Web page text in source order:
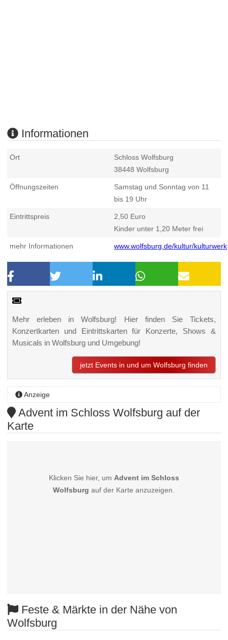
Informationen
Ort
Schloss Wolfsburg
38448 Wolfsburg
Öffnungszeiten
Samstag und Sonntag von 11
bis 19 Uhr
Eintrittspreis
2,50 Euro
Kinder unter 1,20 Meter frei
mehr Informationen www.wolfsburg.de/kultur/kulturwerk
Mehr erleben in Wolfsburg! Hier finden Sie Tickets,
Konzertkarten und Eintrittskarten für Konzerte, Shows &
Musicals in Wolfsburg und Umgebung!
jetzt Events in und um Wolfsburg finden
Anzeige
Advent im Schloss Wolfsburg auf der
Karte
Klicken Sie hier, um Advent im Schloss
Wolfsburg auf der Karte anzuzeigen.
Feste & Märkte in der Nähe von
Wolfsburg